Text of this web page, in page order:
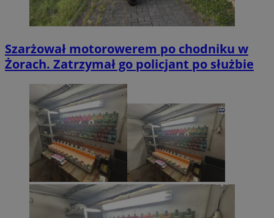
Szarżował motorowerem po chodniku w
Żorach. Zatrzymał go policjant po służbie